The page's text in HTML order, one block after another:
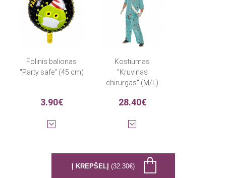
Folinis balionas
"Party safe" (45 cm)
3.90€
Kostiumas
"Kruvinas
chirurgas" (M/L)
28.40€
Į KREPŠELĮ (32.30€)